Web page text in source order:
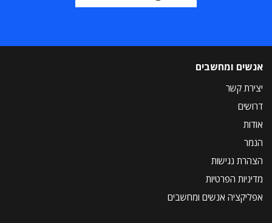
אנשים ומחשבים
יצירת קשר
דרושים
אודות
הנמר
הצהרת נגישות
מדיניות הפרטיות
אפליקציה אנשים ומחשבים